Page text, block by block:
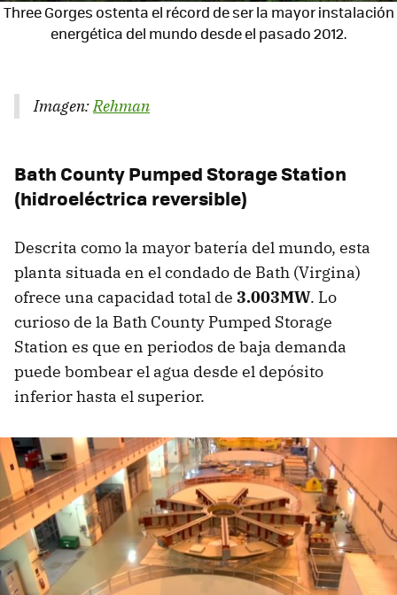
Three Gorges ostenta el récord de ser la mayor instalación
energética del mundo desde el pasado 2012.
Imagen: Rehman
Bath County Pumped Storage Station
(hidroeléctrica reversible)
Descrita como la mayor batería del mundo, esta
planta situada en el condado de Bath (Virgina)
ofrece una capacidad total de 3.003MW. Lo
curioso de la Bath County Pumped Storage
Station es que en periodos de baja demanda
puede bombear el agua desde el depósito
inferior hasta el superior.